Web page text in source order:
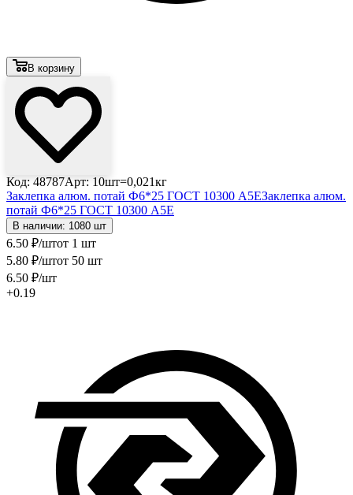
В корзину
Код: 48787Арт: 10шт=0,021кг
Заклепка алюм. потай Ф6*25 ГОСТ 10300 А5ЕЗаклепка алюм.
потай Ф6*25 ГОСТ 10300 А5Е
В наличии: 1080 шт
6.50 ₽/штот 1 шт
5.80 ₽/штот 50 шт
6.50 ₽/шт
+0.19